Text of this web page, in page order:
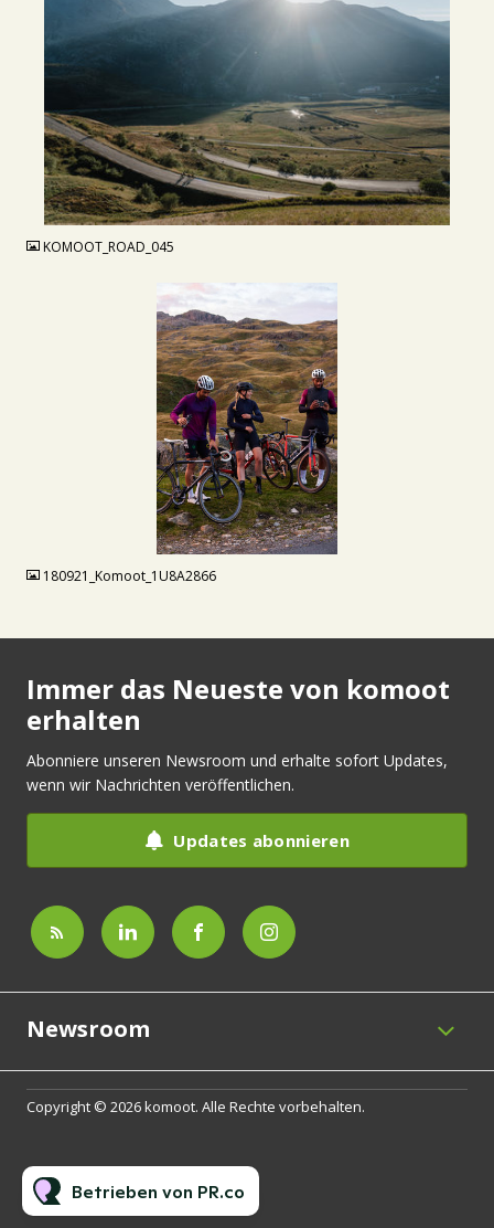
JPG
KOMOOT_ROAD_045
180921_Komoot_1U8A2866
Immer das Neueste von komoot
erhalten
Abonniere unseren Newsroom und erhalte sofort Updates,
wenn wir Nachrichten veröffentlichen.
Updates abonnieren
Newsroom
Copyright © 2026 komoot. Alle Rechte vorbehalten.
Betrieben von PR.co